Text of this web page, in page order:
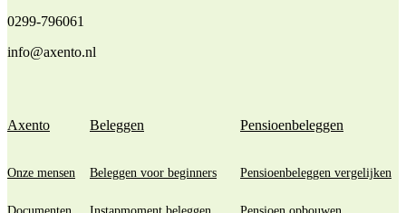
0299-796061
info@axento.nl
Axento
Onze mensen
Beleggen
Beleggen voor beginners
Pensioenbeleggen
Pensioenbeleggen vergelijken